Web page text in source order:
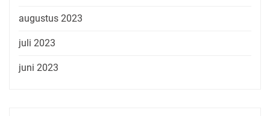
augustus 2023
juli 2023
juni 2023